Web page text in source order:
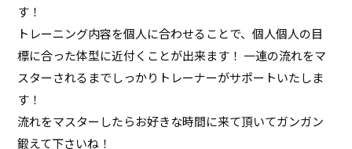
す！
トレーニング内容を個人に合わせることで、個人個人の目
標に合った体型に近付くことが出来ます！ 一連の流れをマ
スターされるまでしっかりトレーナーがサポートいたしま
す！
流れをマスターしたらお好きな時間に来て頂いてガンガン
鍛えて下さいね！